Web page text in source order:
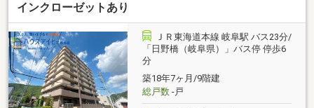
インクローゼットあり
ＪＲ東海道本線 岐阜駅 バス23分/
「日野橋（岐阜県）」バス停 停歩6
分
築18年7ヶ月/9階建
総戸数-戸